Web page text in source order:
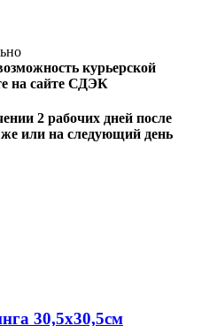
курьерской
на сайте СДЭК
2 рабочих дней после
или на следующий день
30,5х30,5см